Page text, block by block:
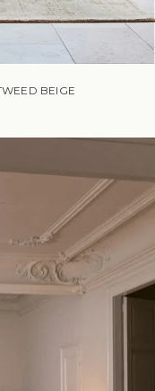
BEIGE